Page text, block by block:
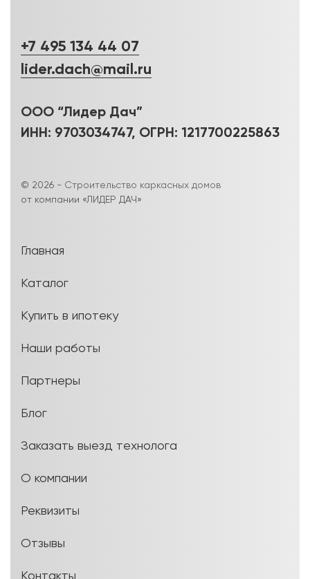
+7 495 134 44 07
lider.dach@mail.ru
ООО “Лидер Дач”
ИНН: 9703034747, ОГРН: 1217700225863
© 2026 - Строительство каркасных домов
от компании «ЛИДЕР ДАЧ»
Главная
Каталог
Купить в ипотеку
Наши работы
Партнеры
Блог
Заказать выезд технолога
О компании
Реквизиты
Отзывы